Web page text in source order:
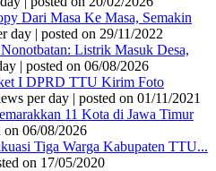
Dari Masa Ke Masa, Semakin
day | posted on 29/11/2022
Listrik Masuk Desa,
| posted on 06/08/2026
I DPRD TTU Kirim Foto
per day | posted on 01/11/2021
11 Kota di Jawa Timur
on 06/08/2026
Tiga Warga Kabupaten TTU...
on 17/05/2020